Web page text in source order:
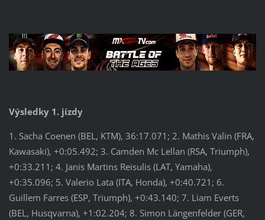
Výsledky 1. jízdy
1. Sacha Coenen (BEL, KTM), 36:17.071; 2. Mathis Valin (FRA,
Kawasaki), +0:05.492; 3. Camden Mc Lellan (RSA, Triumph),
+0:33.211; 4. Janis Martins Reisulis (LAT, Yamaha),
+0:35.096; 5. Valerio Lata (ITA, Honda), +0:40.721; 6.
Guillem Farres (ESP, Triumph), +0:43.140; 7. Liam Everts
(BEL, Husqvarna), +1:02.204; 8. Simon Längenfelder (GER,